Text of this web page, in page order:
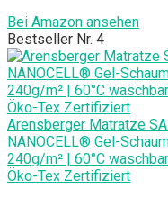
Bei Amazon ansehen
Bestseller Nr. 4
Arensberger Matratze
NANOCELL® Gel-
240g/m² | 60°C
Öko-Tex Zertifiziert